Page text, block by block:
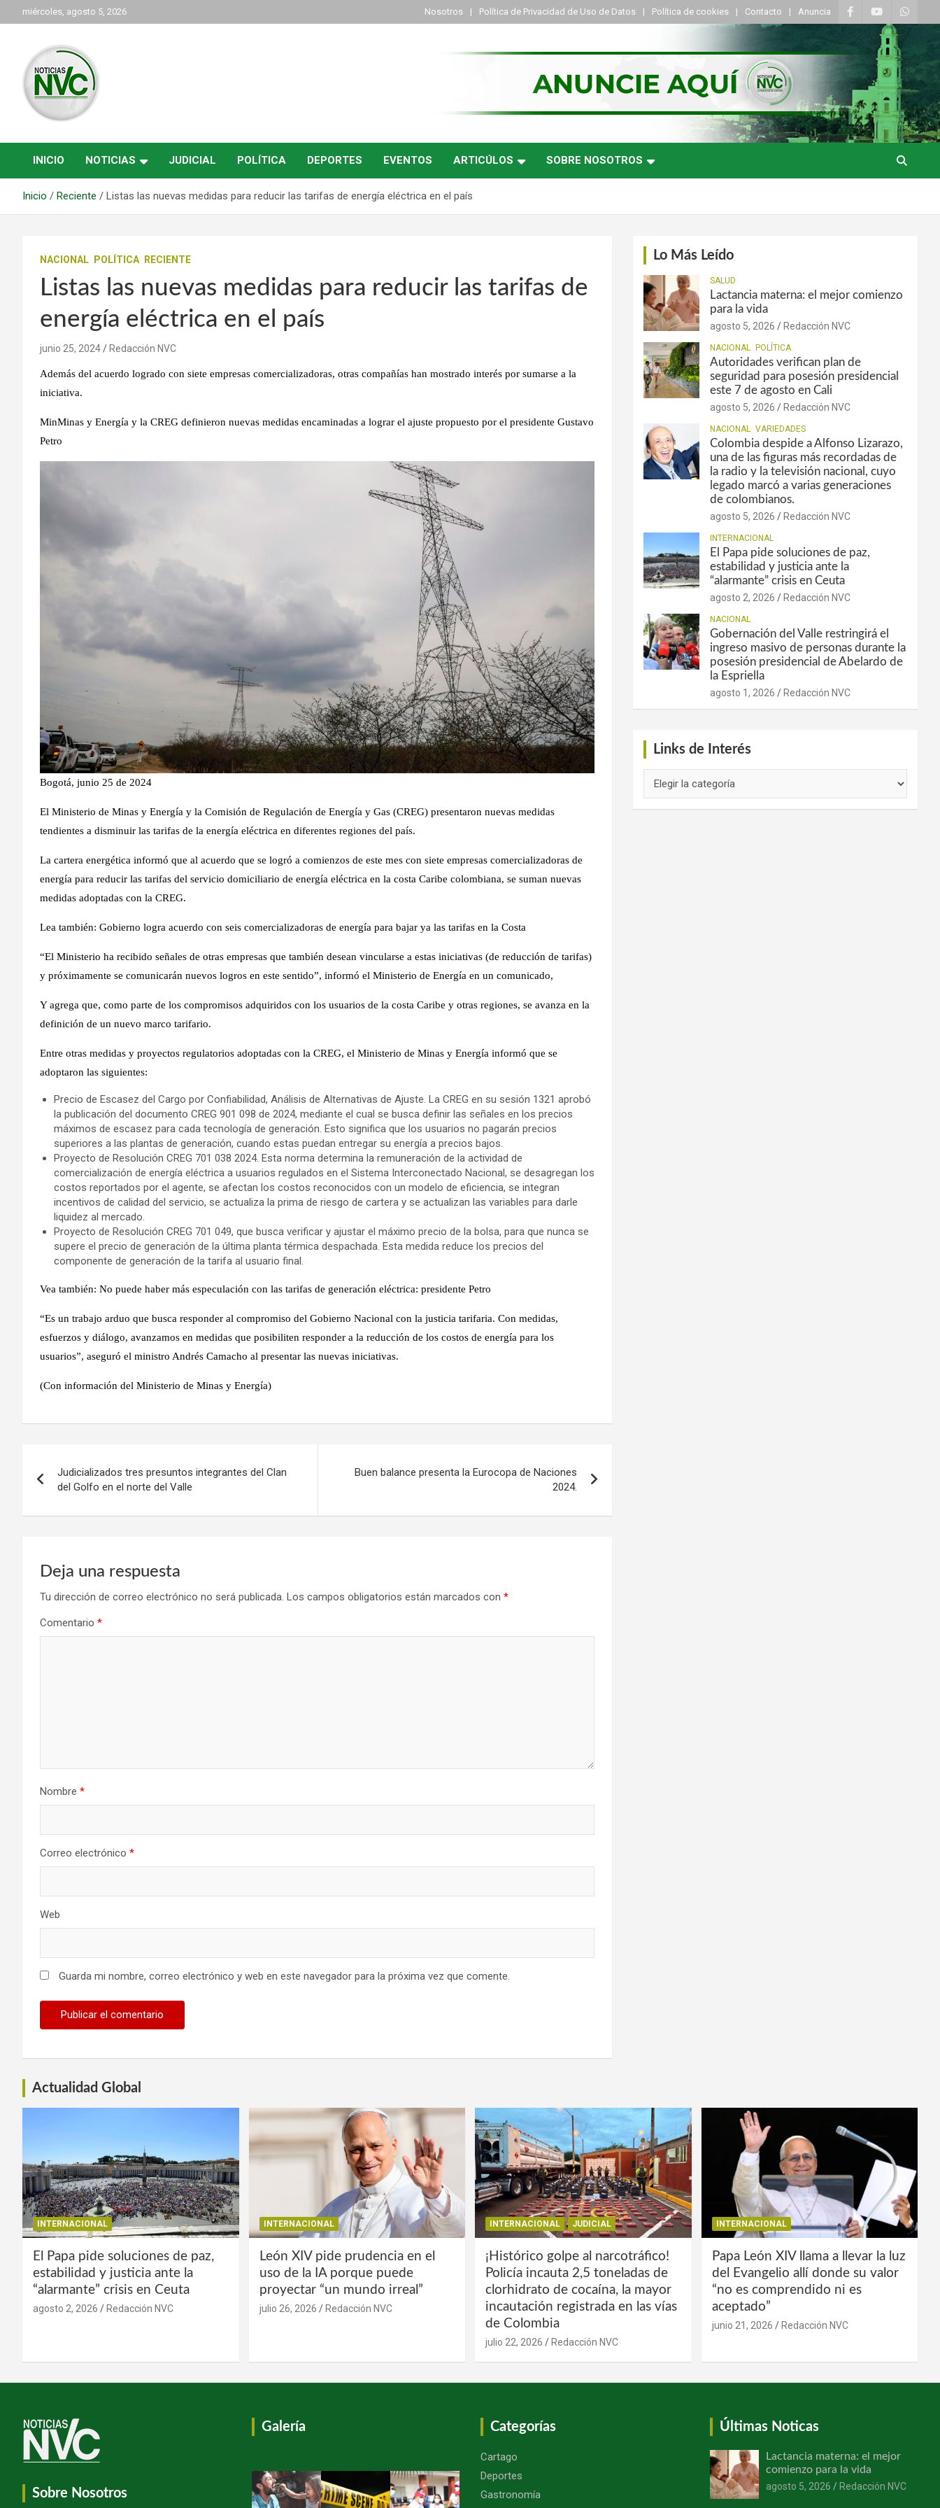
al
miércoles, agosto 5, 2026 Nosotros Política de Privacidad de Uso de Datos Política de cookies Contacto Anuncia
NVC Noticias
INICIO NOTICIAS JUDICIAL POLÍTICA DEPORTES EVENTOS ARTICÚLOS SOBRE NOSOTROS
Inicio Reciente Listas las nuevas medidas para reducir las tarifas de energía eléctrica en el país
NACIONAL POLÍTICA RECIENTE
Listas las nuevas medidas para reducir las tarifas de
energía eléctrica en el país
junio 25, 2024 Redacción NVC
Además del acuerdo logrado con siete empresas comercializadoras, otras compañías han mostrado interés por sumarse a la
iniciativa.
MinMinas y Energía y la CREG definieron nuevas medidas encaminadas a lograr el ajuste propuesto por el presidente Gustavo
Petro
Bogotá, junio 25 de 2024
El Ministerio de Minas y Energía y la Comisión de Regulación de Energía y Gas (CREG) presentaron nuevas medidas
tendientes a disminuir las tarifas de la energía eléctrica en diferentes regiones del país.
La cartera energética informó que al acuerdo que se logró a comienzos de este mes con siete empresas comercializadoras de
energía para reducir las tarifas del servicio domiciliario de energía eléctrica en la costa Caribe colombiana, se suman nuevas
medidas adoptadas con la CREG.
Lea también: Gobierno logra acuerdo con seis comercializadoras de energía para bajar ya las tarifas en la Costa
“El Ministerio ha recibido señales de otras empresas que también desean vincularse a estas iniciativas (de reducción de tarifas)
y próximamente se comunicarán nuevos logros en este sentido”, informó el Ministerio de Energía en un comunicado,
Y agrega que, como parte de los compromisos adquiridos con los usuarios de la costa Caribe y otras regiones, se avanza en la
definición de un nuevo marco tarifario.
Entre otras medidas y proyectos regulatorios adoptadas con la CREG, el Ministerio de Minas y Energía informó que se
adoptaron las siguientes:
Precio de Escasez del Cargo por Confiabilidad, Análisis de Alternativas de Ajuste. La CREG en su sesión 1321 aprobó
la publicación del documento CREG 901 098 de 2024, mediante el cual se busca definir las señales en los precios
máximos de escasez para cada tecnología de generación. Esto significa que los usuarios no pagarán precios
superiores a las plantas de generación, cuando estas puedan entregar su energía a precios bajos.
Proyecto de Resolución CREG 701 038 2024. Esta norma determina la remuneración de la actividad de
comercialización de energía eléctrica a usuarios regulados en el Sistema Interconectado Nacional, se desagregan los
costos reportados por el agente, se afectan los costos reconocidos con un modelo de eficiencia, se integran
incentivos de calidad del servicio, se actualiza la prima de riesgo de cartera y se actualizan las variables para darle
liquidez al mercado.
Proyecto de Resolución CREG 701 049, que busca verificar y ajustar el máximo precio de la bolsa, para que nunca se
supere el precio de generación de la última planta térmica despachada. Esta medida reduce los precios del
componente de generación de la tarifa al usuario final.
Vea también: No puede haber más especulación con las tarifas de generación eléctrica: presidente Petro
“Es un trabajo arduo que busca responder al compromiso del Gobierno Nacional con la justicia tarifaria. Con medidas,
esfuerzos y diálogo, avanzamos en medidas que posibiliten responder a la reducción de los costos de energía para los
usuarios”, aseguró el ministro Andrés Camacho al presentar las nuevas iniciativas.
(Con información del Ministerio de Minas y Energía)
de
entradas
Judicializados tres presuntos integrantes del Clan
del Golfo en el norte del Valle
Buen balance presenta la Eurocopa de Naciones
2024.
Deja una respuesta
Tu dirección de correo electrónico no será publicada. Los campos obligatorios están marcados con *
Comentario *
Nombre *
Correo electrónico *
Web
Guarda mi nombre, correo electrónico y web en este navegador para la próxima vez que comente.
Lo Más Leído
SALUD
Lactancia materna: el mejor comienzo
para la vida
agosto 5, 2026 Redacción NVC
NACIONAL POLÍTICA
Autoridades verifican plan de
seguridad para posesión presidencial
este 7 de agosto en Cali
agosto 5, 2026 Redacción NVC
NACIONAL VARIEDADES
Colombia despide a Alfonso Lizarazo,
una de las figuras más recordadas de
la radio y la televisión nacional, cuyo
legado marcó a varias generaciones
de colombianos.
agosto 5, 2026 Redacción NVC
INTERNACIONAL
El Papa pide soluciones de paz,
estabilidad y justicia ante la
“alarmante” crisis en Ceuta
agosto 2, 2026 Redacción NVC
NACIONAL
Gobernación del Valle restringirá el
ingreso masivo de personas durante la
posesión presidencial de Abelardo de
la Espriella
agosto 1, 2026 Redacción NVC
Links de Interés
de
Actualidad Global
INTERNACIONAL
El Papa pide soluciones de paz,
estabilidad y justicia ante la
“alarmante” crisis en Ceuta
agosto 2, 2026 Redacción NVC
INTERNACIONAL
León XIV pide prudencia en el
uso de la IA porque puede
proyectar “un mundo irreal”
julio 26, 2026 Redacción NVC
INTERNACIONAL JUDICIAL
¡Histórico golpe al narcotráfico!
Policía incauta 2,5 toneladas de
clorhidrato de cocaína, la mayor
incautación registrada en las vías
de Colombia
julio 22, 2026 Redacción NVC
INTERNACIONAL
Papa León XIV llama a llevar la luz
del Evangelio allí donde su valor
“no es comprendido ni es
aceptado”
junio 21, 2026 Redacción NVC
Sobre Nosotros
Galería Categorías
Cartago
Deportes
Gastronomía
Últimas Noticas
Lactancia materna: el mejor
comienzo para la vida
agosto 5, 2026
Redacción NVC